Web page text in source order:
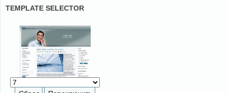
TEMPLATE SELECTOR